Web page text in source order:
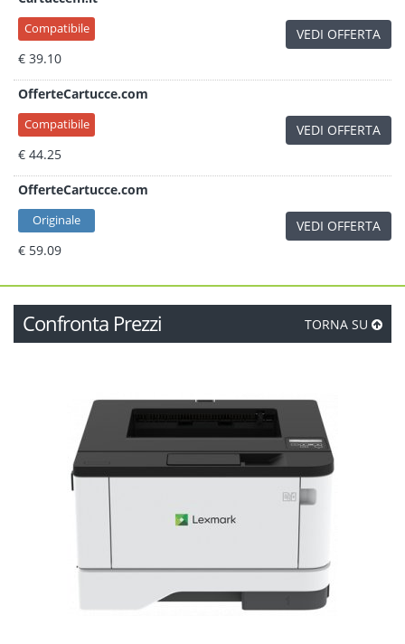
Compatibile
€ 39.10
VEDI OFFERTA
OfferteCartucce.com
Compatibile
€ 44.25
VEDI OFFERTA
OfferteCartucce.com
Originale
€ 59.09
VEDI OFFERTA
Confronta Prezzi TORNA SU